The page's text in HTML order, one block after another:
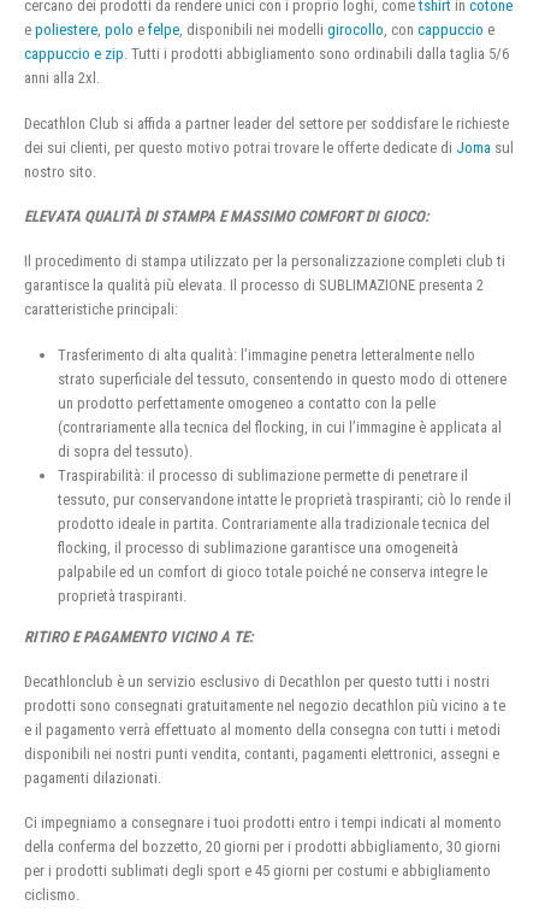
cercano dei prodotti da rendere unici con i proprio loghi, cometshirt in cotone
e poliestere, polo e felpe, disponibili nei modelli girocollo, con cappuccio e
cappuccio e zip. Tutti i prodotti abbigliamento sono ordinabili dalla taglia 5/6
anni alla 2xl.
Decathlon Club si affida a partner leader del settore per soddisfare le richieste
dei sui clienti, per questo motivo potrai trovare le offerte dedicate di Joma sul
nostro sito.
ELEVATA QUALITÀ DI STAMPA E MASSIMO COMFORT DI GIOCO:
Il procedimento di stampa utilizzato per la personalizzazione completi club ti
garantisce la qualità più elevata. Il processo di SUBLIMAZIONE presenta 2
caratteristiche principali:
Trasferimento di alta qualità: l’immagine penetra letteralmente nello
strato superficiale del tessuto, consentendo in questo modo di ottenere
un prodotto perfettamente omogeneo a contatto con la pelle
(contrariamente alla tecnica del flocking, in cui l’immagine è applicata al
di sopra del tessuto).
Traspirabilità: il processo di sublimazione permette di penetrare il
tessuto, pur conservandone intatte le proprietà traspiranti; ciò lo rende il
prodotto ideale in partita. Contrariamente alla tradizionale tecnica del
flocking, il processo di sublimazione garantisce una omogeneità
palpabile ed un comfort di gioco totale poiché ne conserva integre le
proprietà traspiranti.
RITIRO E PAGAMENTO VICINO A TE:
Decathlonclub è un servizio esclusivo di Decathlon per questo tutti i nostri
prodotti sono consegnati gratuitamente nel negozio decathlon più vicino a te
e il pagamento verrà effettuato al momento della consegna con tutti i metodi
disponibili nei nostri punti vendita, contanti, pagamenti elettronici, assegni e
pagamenti dilazionati.
Ci impegniamo a consegnare i tuoi prodotti entro i tempi indicati al momento
della conferma del bozzetto, 20 giorni per i prodotti abbigliamento, 30 giorni
per i prodotti sublimati degli sport e 45 giorni per costumi e abbigliamento
ciclismo.